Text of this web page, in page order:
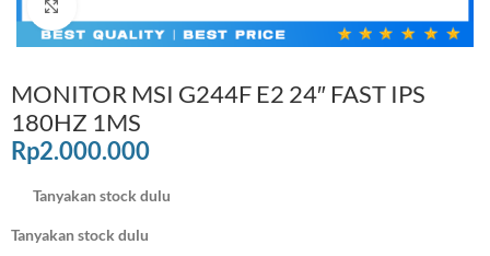
MONITOR MSI G244F E2 24″ FAST IPS
180HZ 1MS
Rp2.000.000
Tanyakan stock dulu
Tanyakan stock dulu